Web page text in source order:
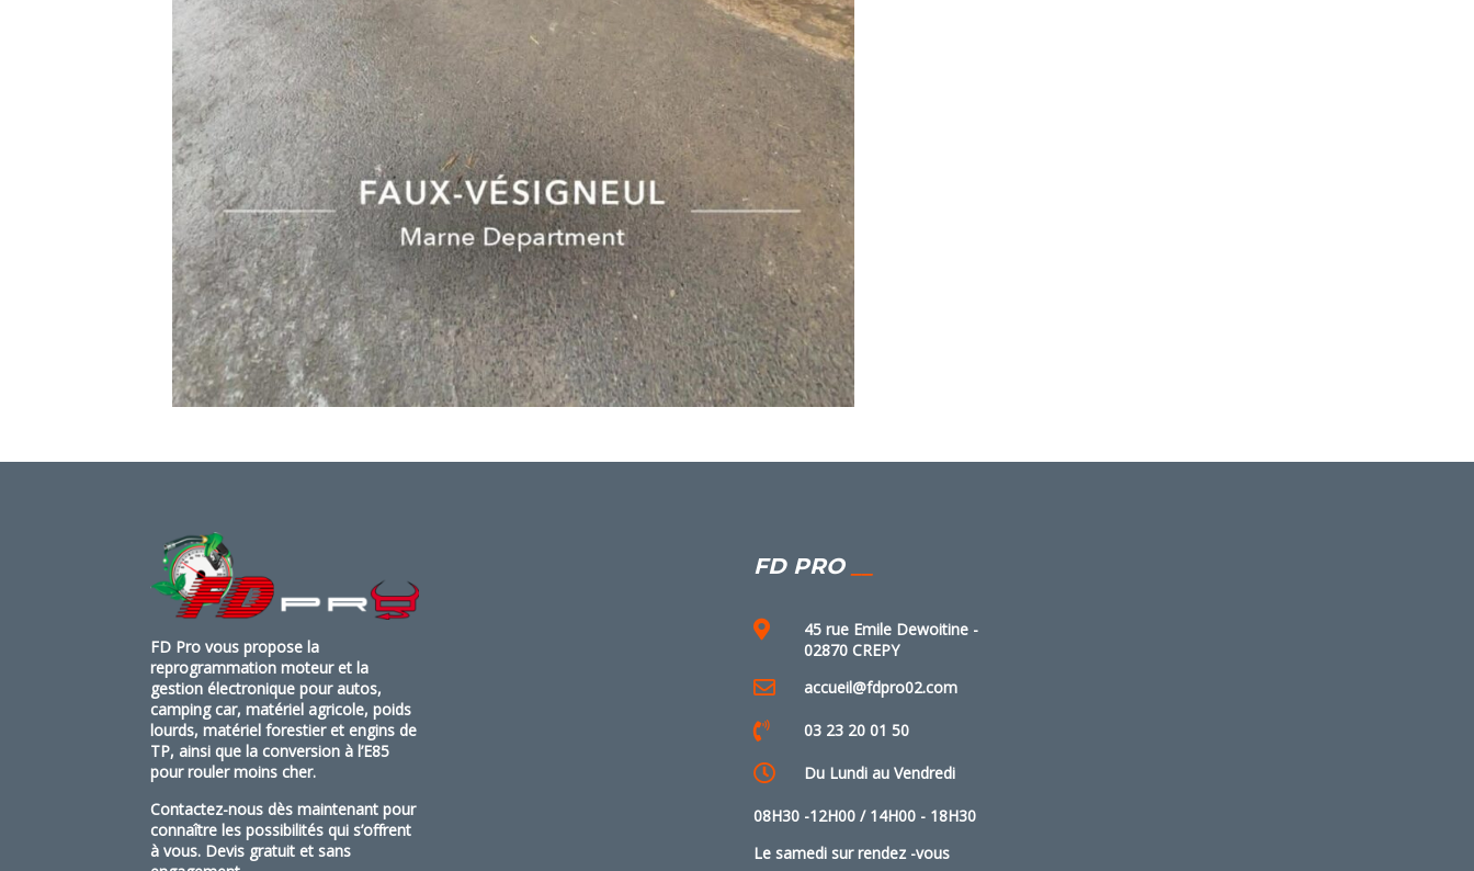
FD Pro vous propose la
reprogrammation moteur et la
gestion électronique pour autos,
camping car, matériel agricole, poids
lourds, matériel forestier et engins de
TP, ainsi que la conversion à l’E85
pour rouler moins cher.
Contactez-nous dès maintenant pour
connaître les possibilités qui s’offrent
à vous. Devis gratuit et sans
FD PRO
45 rue Emile Dewoitine -
02870 CREPY
accueil@fdpro02.com
03 23 20 01 50
Du Lundi au Vendredi
08H30 -12H00 / 14H00 - 18H30
Le samedi sur rendez -vous